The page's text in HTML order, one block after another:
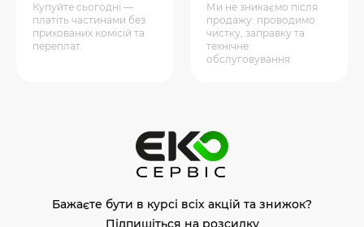
Купуйте сьогодні —
платіть частинами без
прихованих комісій та
переплат.
Ми не зникаємо після
продажу: проводимо
чистку, заправку та
технічне
обслуговування
Бажаєте бути в курсі всіх акцій та знижок?
Підпишіться на розсилку